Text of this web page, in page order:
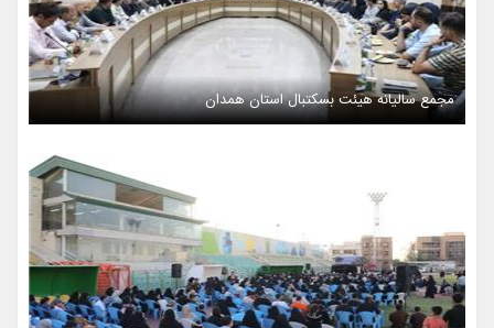
مجمع سالیانه هیئت بسکتبال استان همدان